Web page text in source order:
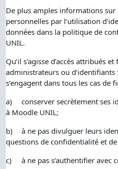
De plus amples informations
personnelles par l’utilisation
données dans la politique de
UNIL.
Qu’il s’agisse d’accès attribués
administrateurs ou d’identifiants
s’engagent dans tous les cas de
a)
conserver secrètement ses
à Moodle UNIL;
b)
à ne pas divulguer leurs
questions de confidentialité et
c)
à ne pas s’authentifier avec